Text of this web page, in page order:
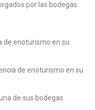
por las bodegas
de enoturismo en su
de enoturismo en su
de sus bodegas